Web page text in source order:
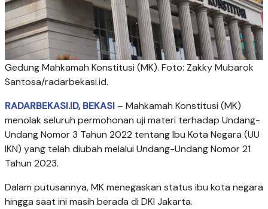
Gedung Mahkamah Konstitusi (MK). Foto: Zakky Mubarok
Santosa/radarbekasi.id.
RADARBEKASI.ID, BEKASI – Mahkamah Konstitusi (MK)
menolak seluruh permohonan uji materi terhadap Undang-
Undang Nomor 3 Tahun 2022 tentang Ibu Kota Negara (UU
IKN) yang telah diubah melalui Undang-Undang Nomor 21
Tahun 2023.
Dalam putusannya, MK menegaskan status ibu kota negara
hingga saat ini masih berada di DKI Jakarta.